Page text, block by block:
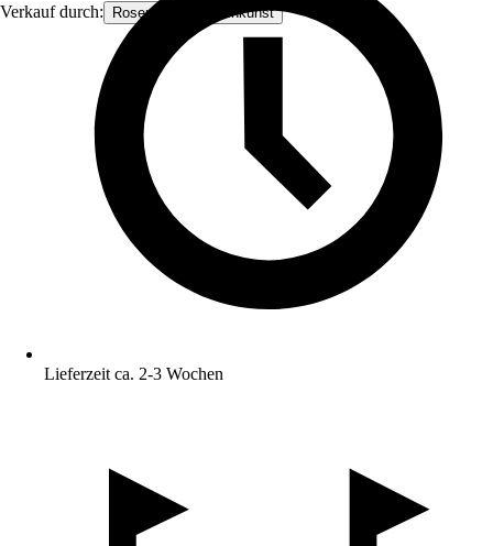
Verkauf durch: Rosenbogen-Gartenkunst
Lieferzeit ca. 2-3 Wochen